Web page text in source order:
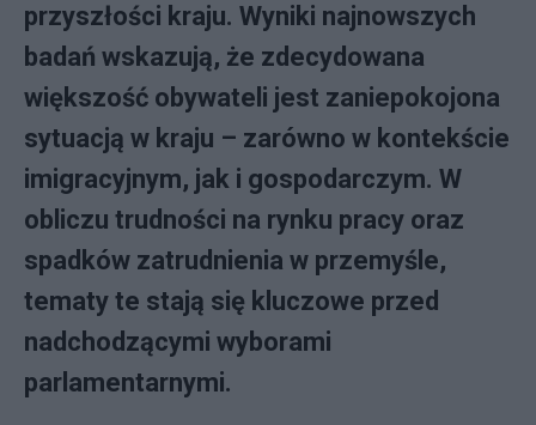
przyszłości kraju. Wyniki najnowszych
badań wskazują, że zdecydowana
większość obywateli jest zaniepokojona
sytuacją w kraju – zarówno w kontekście
imigracyjnym, jak i gospodarczym. W
obliczu trudności na rynku pracy oraz
spadków zatrudnienia w przemyśle,
tematy te stają się kluczowe przed
nadchodzącymi wyborami
parlamentarnymi.